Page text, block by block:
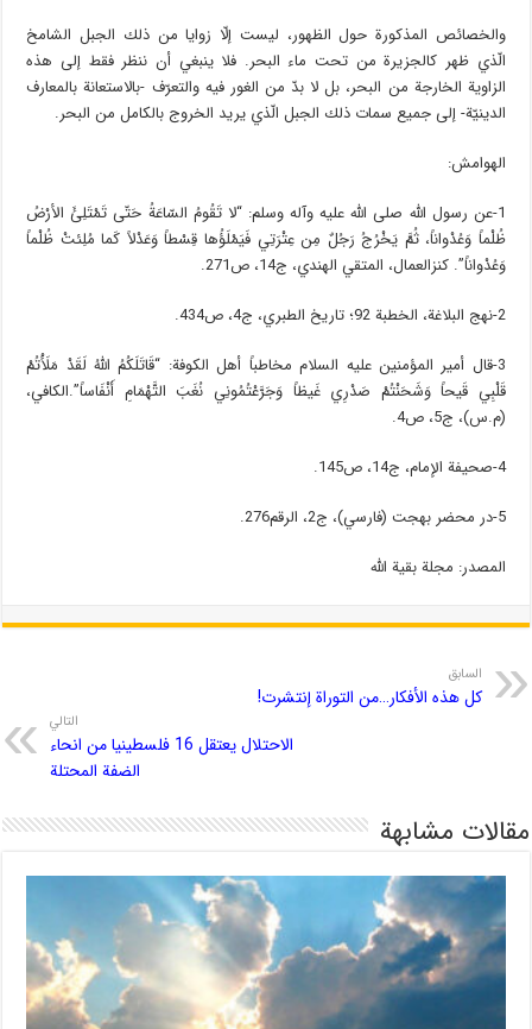
والخصائص المذكورة حول الظهور، ليست إلّا زوايا من ذلك الجبل الشامخ
الّذي ظهر كالجزيرة من تحت ماء البحر. فلا ينبغي أن ننظر فقط إلى هذه
الزاوية الخارجة من البحر، بل لا بدّ من الغور فيه والتعرّف -بالاستعانة بالمعارف
الدينيّة- إلى جميع سمات ذلك الجبل الّذي يريد الخروج بالكامل من البحر.
الهوامش:
1-عن رسول الله صلى الله عليه وآله وسلم: “لا تَقُومُ السّاعَةُ حَتّى تَمْتَلِئَ الأرْضُ
ظُلْماً وَعُدْواناً، ثُمَّ يَخْرُجُ رَجُلٌ مِن عِتْرَتِي فَيَمْلَؤُها قِسْطاً وَعَدْلاً كَما مُلِئتْ ظُلْماً
وَعُدْواناً”. کنزالعمال، المتقي الهندي، ج14، ص271.
2-نهج البلاغة، الخطبة 92؛ تاريخ الطبري، ج4، ص434.
3-قال أمير المؤمنين عليه السلام مخاطباً أهل الكوفة: “قَاتَلَکُمُ اللَّهُ لَقَدْ مَلَأْتُمْ
قَلْبِي قَيحاً وَشَحَنْتُمْ صَدْرِي غَيظاً وَجَرَّعْتُمُونِي نُغَبَ التَّهْمَامِ أَنْفَاساً”.الكافي،
(م.س)، ج5، ص4.
4-صحيفة الإمام، ج14، ص145.
5-در محضر بهجت (فارسي)، ج2، الرقم276.
المصدر: مجلة بقية الله
السابق
كل هذه الأفكار…من التوراة إنتشرت!
التالي
الاحتلال يعتقل 16 فلسطينيا من انحاء
الضفة المحتلة
مقالات مشابهة